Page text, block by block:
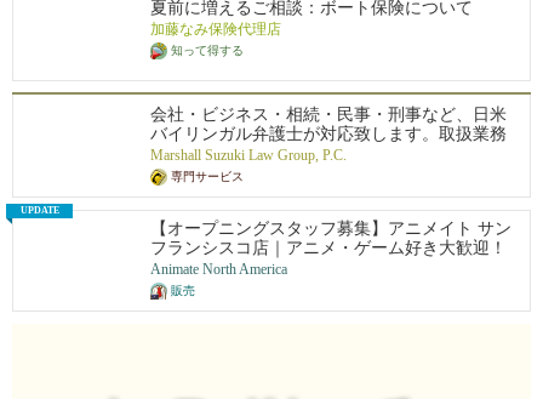
夏前に増えるご相談：ボート保険について
加藤なみ保険代理店
知って得する
会社・ビジネス・相続・民事・刑事など、日米
バイリンガル弁護士が対応致します。取扱業務
は企業法務、訴訟法務、家族法・相続法、移民
法、刑事事件、行政事件など。
Marshall Suzuki Law Group, P.C.
専門サービス
UPDATE
【オープニングスタッフ募集】アニメイト サン
フランシスコ店｜アニメ・ゲーム好き大歓迎！
Animate North America
販売